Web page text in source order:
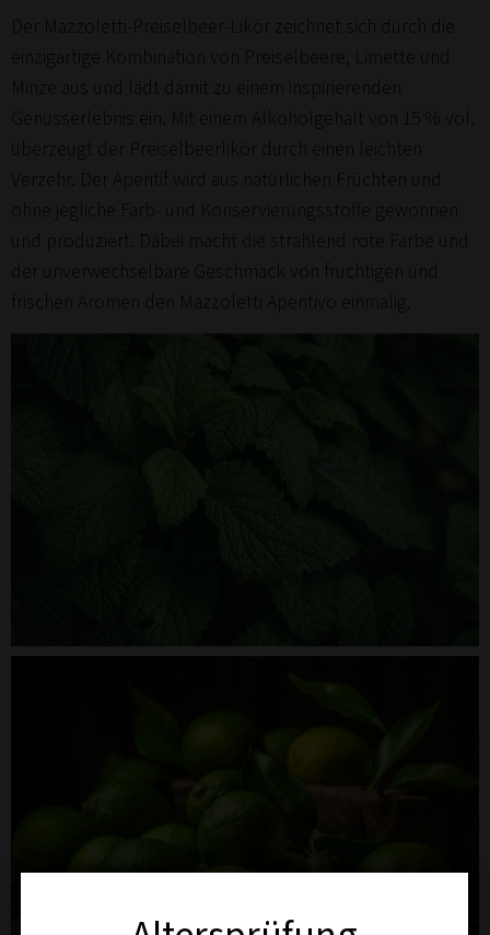
Der Mazzoletti-Preiselbeer-Likör zeichnet sich durch die
einzigartige Kombination von Preiselbeere, Limette und
Minze aus und lädt damit zu einem inspirierenden
Genusserlebnis ein. Mit einem Alkoholgehalt von 15 % vol.
überzeugt der Preiselbeerlikör durch einen leichten
Verzehr. Der Aperitif wird aus natürlichen Früchten und
ohne jegliche Farb- und Konservierungsstoffe gewonnen
und produziert. Dabei macht die strahlend rote Farbe und
der unverwechselbare Geschmack von fruchtigen und
frischen Aromen den Mazzoletti Aperitivo einmalig.